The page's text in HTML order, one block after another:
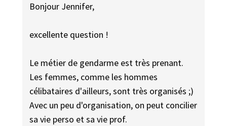
Bonjour Jennifer,
excellente question !
Le métier de gendarme est très prenant.
Les femmes, comme les hommes
célibataires d'ailleurs, sont très organisés ;)
Avec un peu d'organisation, on peut concilier
sa vie perso et sa vie prof.